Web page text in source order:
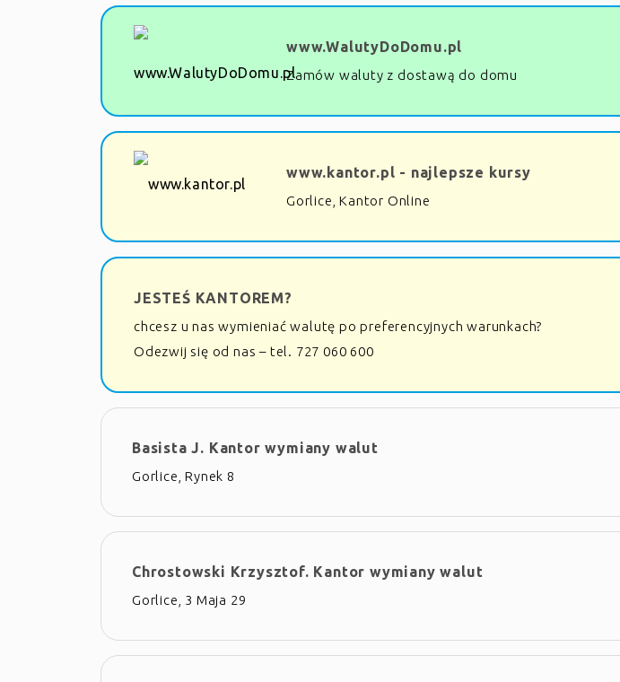
www.WalutyDoDomu.pl
Zamów waluty z dostawą do domu
www.kantor.pl - najlepsze kursy
Gorlice, Kantor Online
JESTEŚ KANTOREM?
chcesz u nas wymieniać walutę po preferencyjnych warunkach?
Odezwij się od nas – tel. 727 060 600
Basista J. Kantor wymiany walut
Gorlice, Rynek 8
Chrostowski Krzysztof. Kantor wymiany walut
Gorlice, 3 Maja 29